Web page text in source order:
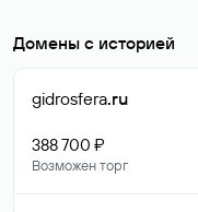
Домены с историей
gidrosfera.ru
388 700 ₽
Возможен торг